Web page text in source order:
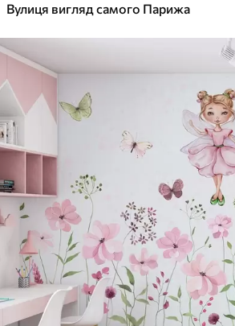
Вулиця вигляд самого Парижа